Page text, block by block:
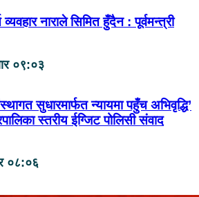
नाराले सिमित हुँदैन : पूर्वमन्त्री
०९:०३
सुधारमार्फत न्यायमा पहुँच अभिवृद्धि’
स्तरीय ईग्जिट पोलिसी संवाद
०८:०६